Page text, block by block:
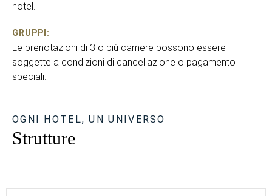
hotel.
GRUPPI:
Le prenotazioni di 3 o più camere possono essere
soggette a condizioni di cancellazione o pagamento
speciali.
OGNI HOTEL, UN UNIVERSO
Strutture